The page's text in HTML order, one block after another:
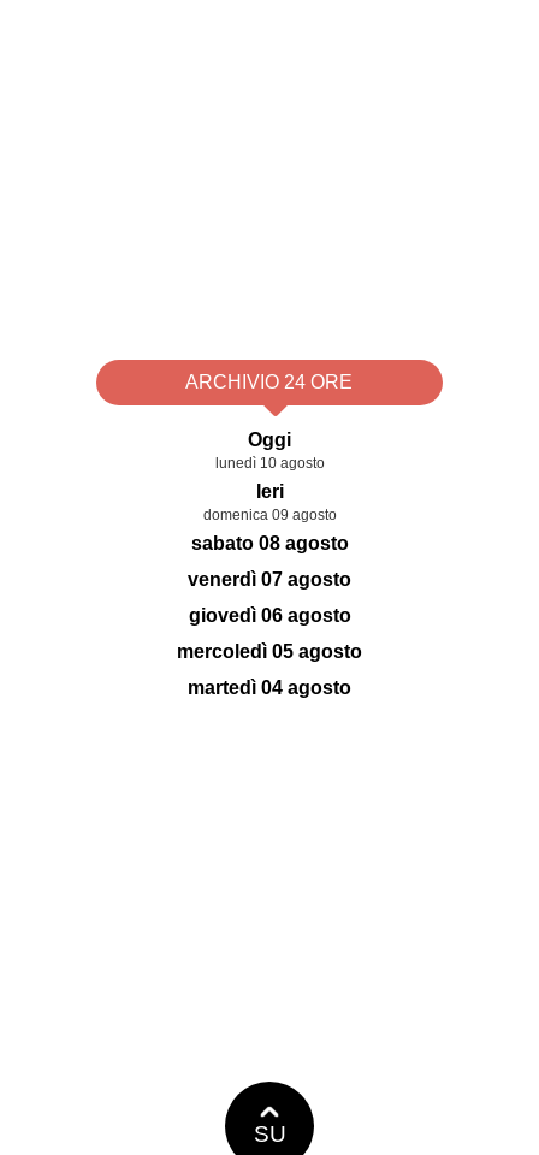
ARCHIVIO 24 ORE
Oggi
lunedì 10 agosto
Ieri
domenica 09 agosto
sabato 08 agosto
venerdì 07 agosto
giovedì 06 agosto
mercoledì 05 agosto
martedì 04 agosto
SU